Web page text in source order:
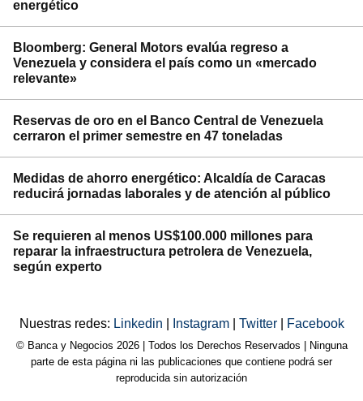
energético
Bloomberg: General Motors evalúa regreso a
Venezuela y considera el país como un «mercado
relevante»
Reservas de oro en el Banco Central de Venezuela
cerraron el primer semestre en 47 toneladas
Medidas de ahorro energético: Alcaldía de Caracas
reducirá jornadas laborales y de atención al público
Se requieren al menos US$100.000 millones para
reparar la infraestructura petrolera de Venezuela,
según experto
Nuestras redes: Linkedin Instagram Twitter Facebook
© Banca y Negocios 2026 | Todos los Derechos Reservados | Ninguna
parte de esta página ni las publicaciones que contiene podrá ser
reproducida sin autorización